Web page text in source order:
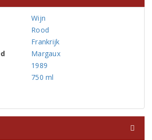
Wijn
Rood
Frankrijk
Margaux
1989
750 ml